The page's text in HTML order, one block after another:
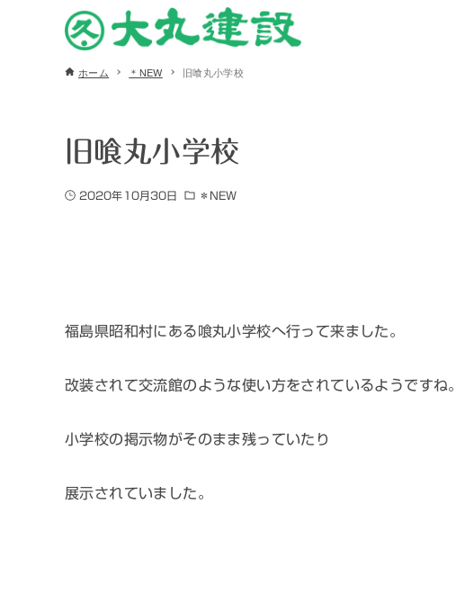
ホーム ＊NEW 旧喰丸小学校
旧喰丸小学校
2020年10月30日 ＊NEW
福島県昭和村にある喰丸小学校へ行って来ました。
改装されて交流館のような使い方をされているようですね。
小学校の掲示物がそのまま残っていたり
展示されていました。